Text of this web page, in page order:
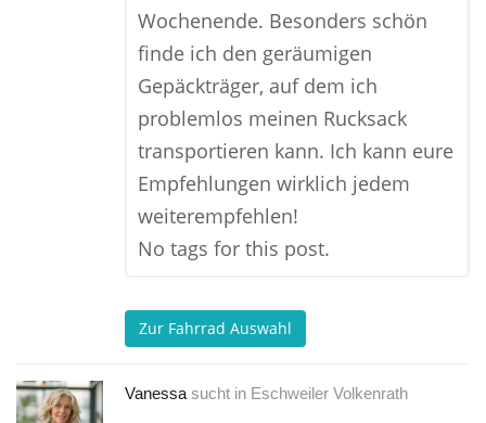
Wochenende. Besonders schön
finde ich den geräumigen
Gepäckträger, auf dem ich
problemlos meinen Rucksack
transportieren kann. Ich kann eure
Empfehlungen wirklich jedem
weiterempfehlen!
No tags for this post.
Zur Fahrrad Auswahl
Vanessa sucht in Eschweiler Volkenrath